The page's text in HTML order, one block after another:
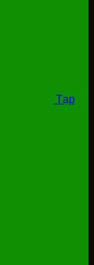
Tạp